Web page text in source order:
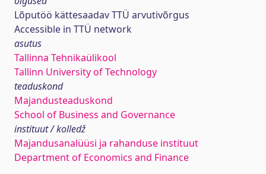
Lõputöö kättesaadav TTÜ arvutivõrgus
Accessible in TTÜ network
asutus
Tallinna Tehnikaülikool
Tallinn University of Technology
teaduskond
Majandusteaduskond
School of Business and Governance
instituut / kolledž
Majandusanalüüsi ja rahanduse instituut
Department of Economics and Finance